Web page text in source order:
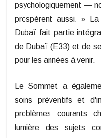
psychologiquement —
prospèrent aussi. »
Dubaï fait partie
de Dubaï (E33) et de
pour les années à venir.
Le Sommet a
soins préventifs et
problèmes courants
lumière des sujets